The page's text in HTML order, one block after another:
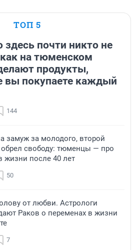
ТОП 5
здесь почти никто не
на тюменском
продукты,
вы покупаете каждый
144
замуж за молодого, второй
обрел свободу: тюменцы — про
жизни после 40 лет
50
от любви. Астрологи
Раков о переменах в жизни
7